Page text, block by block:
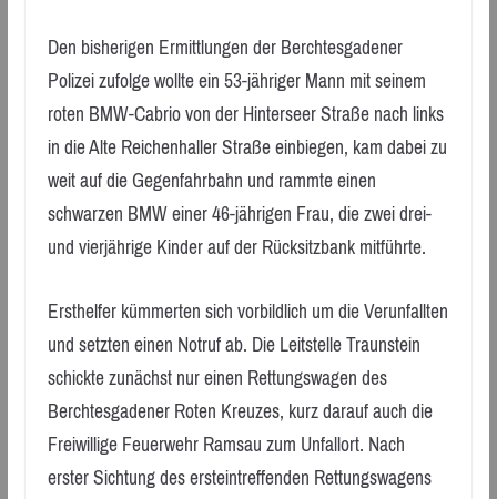
Den bisherigen Ermittlungen der Berchtesgadener
Polizei zufolge wollte ein 53-jähriger Mann mit seinem
roten BMW-Cabrio von der Hinterseer Straße nach links
in die Alte Reichenhaller Straße einbiegen, kam dabei zu
weit auf die Gegenfahrbahn und rammte einen
schwarzen BMW einer 46-jährigen Frau, die zwei drei-
und vierjährige Kinder auf der Rücksitzbank mitführte.
Ersthelfer kümmerten sich vorbildlich um die Verunfallten
und setzten einen Notruf ab. Die Leitstelle Traunstein
schickte zunächst nur einen Rettungswagen des
Berchtesgadener Roten Kreuzes, kurz darauf auch die
Freiwillige Feuerwehr Ramsau zum Unfallort. Nach
erster Sichtung des ersteintreffenden Rettungswagens